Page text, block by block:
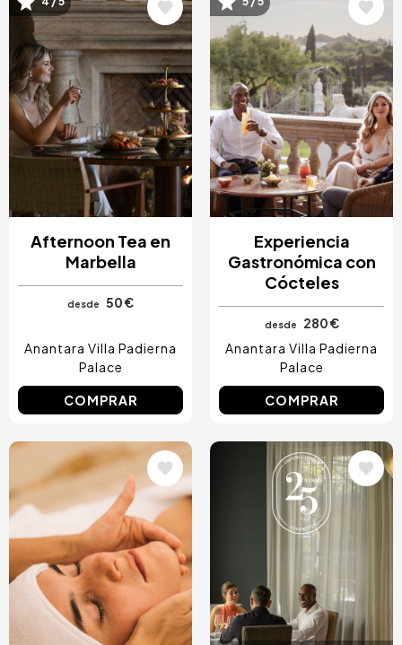
Image
Afternoon Tea en
Marbella
desde 50 €
Anantara Villa Padierna
Palace
COMPRAR
Image
Experiencia
Gastronómica con
Cócteles
desde
280 €
Anantara Villa Padierna
Palace
COMPRAR
Image Image